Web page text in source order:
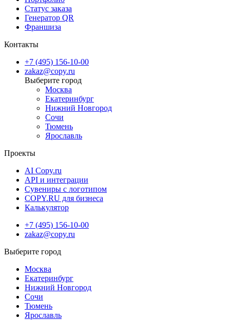
доступна срочная курьерская доставка в день заказа. Мы
стремимся сделать процесс получения заказа максимально
комфортным и оперативным, чтобы вы могли получить свои
Добавьте блеска своим визиткам — закажите визитки с фольгой
уже сегодня и оставьте неизгладимое впечатление на ваших
партнёров и клиентов!
Статус заказа
Генератор QR
Франшиза
Контакты
+7 (495) 156-10-00
zakaz@copy.ru
Москва
Екатеринбург
Нижний Новгород
Сочи
Тюмень
Ярославль
Проекты
AI Copy.ru
API и интеграции
Сувениры с логотипом
COPY.RU для бизнеса
Калькулятор
+7 (495) 156-10-00
zakaz@copy.ru
Москва
Екатеринбург
Нижний Новгород
Сочи
Тюмень
Ярославль